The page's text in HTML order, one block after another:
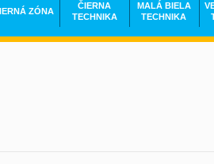
ZÓNA
ČIERNA
TECHNIKA
MALÁ BIELA
TECHNIKA